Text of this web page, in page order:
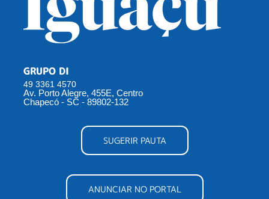
GRUPO DI
49 3361 4570
Av. Porto Alegre, 455E, Centro
Chapecó - SC - 89802-132
SUGERIR PAUTA
ANUNCIAR NO PORTAL